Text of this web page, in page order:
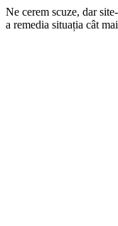
Ne cerem scuze, dar
a remedia situația cât